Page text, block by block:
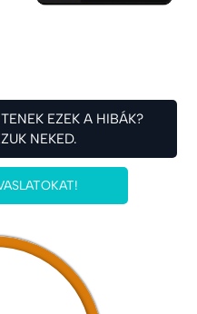
EZEK A HIBÁK?
NEKED.